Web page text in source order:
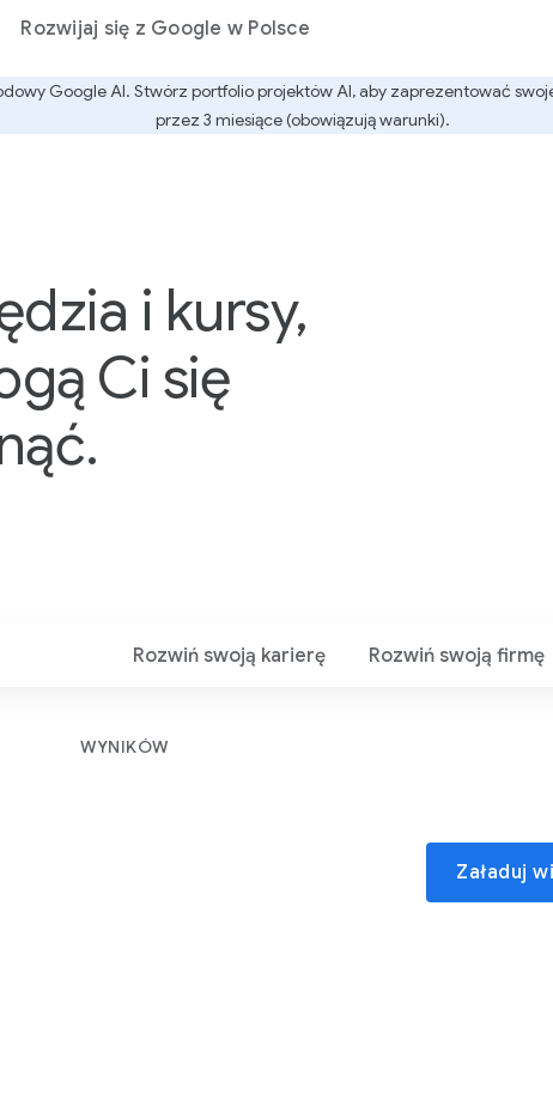
Rozwijaj się z Google w Polsce
Google AI. Stwórz portfolio projektów AI, aby zaprezentować
przez 3 miesiące (obowiązują warunki).
i kursy,
Ci się
Rozwiń swoją karierę Rozwiń swoją firmę
WYNIKÓW
Załaduj